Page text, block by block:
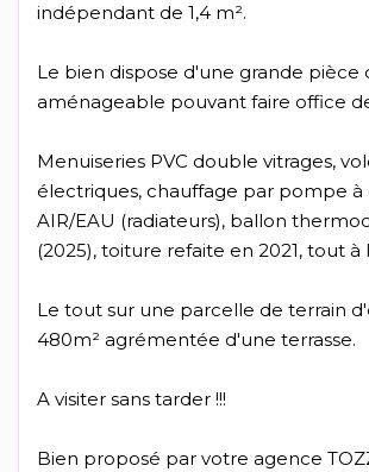
indépendant de 1,4 m².
Le bien dispose d'une grande
aménageable pouvant faire office
Menuiseries PVC double vitrages,
électriques, chauffage par pompe à
AIR/EAU (radiateurs), ballon
(2025), toiture refaite en 2021, tout à
Le tout sur une parcelle de terrain
480m² agrémentée d'une terrasse.
A visiter sans tarder !!!
Bien proposé par votre agence